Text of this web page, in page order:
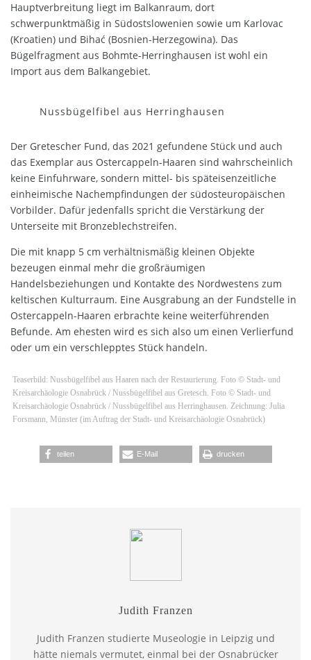
Hauptverbreitung liegt im Balkanraum, dort
schwerpunktmäßig in Südostslowenien sowie um Karlovac
(Kroatien) und Bihać (Bosnien-Herzegowina). Das
Bügelfragment aus Bohmte-Herringhausen ist wohl ein
Import aus dem Balkangebiet.
Nussbügelfibel aus Herringhausen
Der Gretescher Fund, das 2021 gefundene Stück und auch
das Exemplar aus Ostercappeln-Haaren sind wahrscheinlich
keine Einfuhrware, sondern mittel- bis späteisenzeitliche
einheimische Nachempfindungen der südosteuropäischen
Vorbilder. Dafür jedenfalls spricht die Verstärkung der
Unterseite mit Bronzeblechstreifen.
Die mit knapp 5 cm verhältnismäßig kleinen Objekte
bezeugen einmal mehr die großräumigen
Handelsbeziehungen und Kontakte des Nordwestens zum
keltischen Kulturraum. Eine Ausgrabung an der Fundstelle in
Ostercappeln-Haaren erbrachte keine weiterführenden
Befunde. Am ehesten wird es sich also um einen Verlierfund
oder um ein verschlepptes Stück handeln.
Teaserbild: Nussbügelfibel aus Haaren nach der Restaurierung. Foto © Stadt- und
Kreisarchäologie Osnabrück / Nussbügelfibel aus Gretesch. Foto © Stadt- und
Kreisarchäologie Osnabrück / Nussbügelfibel aus Herringhausen. Zeichnung: Julia
Forsmann, Münster (im Auftrag der Stadt- und Kreisarchäologie Osnabrück)
teilen E-Mail drucken
Judith Franzen
Judith Franzen studierte Museologie in Leipzig und
hätte niemals vermutet, einmal bei der Osnabrücker